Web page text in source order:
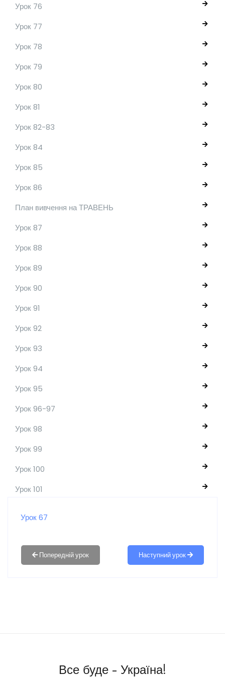
Урок 76
Урок 77
Урок 78
Урок 79
Урок 80
Урок 81
Урок 82-83
Урок 84
Урок 85
Урок 86
План вивчення на ТРАВЕНЬ
Урок 87
Урок 88
Урок 89
Урок 90
Урок 91
Урок 92
Урок 93
Урок 94
Урок 95
Урок 96-97
Урок 98
Урок 99
Урок 100
Урок 101
Урок 67
Наступний урок
Все буде - Україна!